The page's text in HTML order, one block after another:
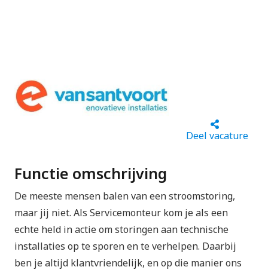
Deel vacature
Functie omschrijving
De meeste mensen balen van een stroomstoring,
maar jij niet. Als Servicemonteur kom je als een
echte held in actie om storingen aan technische
installaties op te sporen en te verhelpen. Daarbij
ben je altijd klantvriendelijk, en op die manier ons